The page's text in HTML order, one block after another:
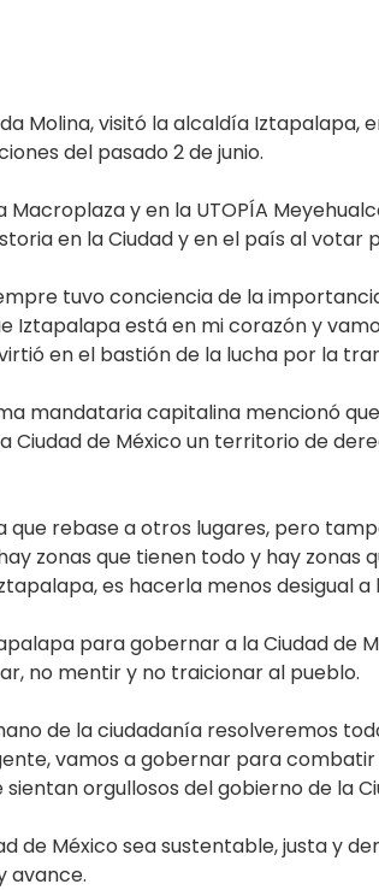
Molina, visitó la alcaldía Iztapalapa,
del pasado 2 de junio.
y en la UTOPÍA
en la Ciudad y en el país al
tuvo conciencia de la
Iztapalapa está en mi corazón y
en el bastión de la lucha por la
mandataria capitalina mencionó
de México un territorio de
que rebase a otros lugares, pero
zonas que tienen todo y hay
es hacerla menos desigual a
para gobernar a la Ciudad de
no mentir y no traicionar al pueblo.
de la ciudadanía resolveremos
vamos a gobernar para
orgullosos del gobierno de la
de México sea sustentable, justa y
avance.